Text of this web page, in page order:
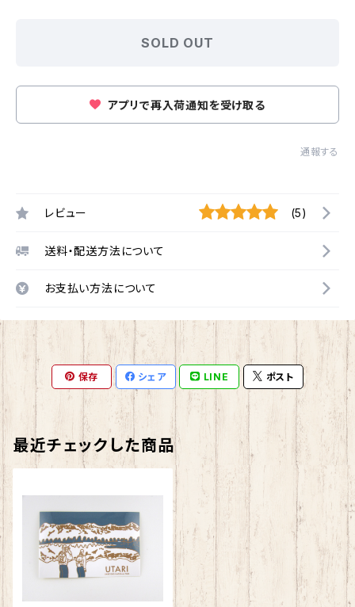
SOLD OUT
アプリで再入荷通知を受け取る
通報する
レビュー (5)
送料・配送方法について
お支払い方法について
保存 シェア LINE ポスト
最近チェックした商品